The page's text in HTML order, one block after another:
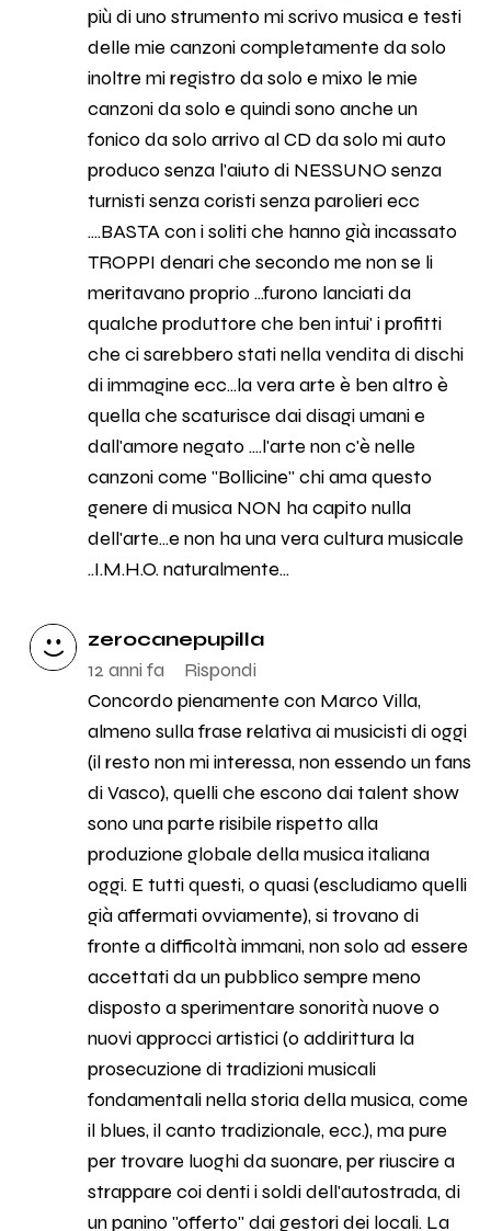
più di uno strumento mi scrivo musica e testi
delle mie canzoni completamente da solo
inoltre mi registro da solo e mixo le mie
canzoni da solo e quindi sono anche un
fonico da solo arrivo al CD da solo mi auto
produco senza l'aiuto di NESSUNO senza
turnisti senza coristi senza parolieri ecc
....BASTA con i soliti che hanno già incassato
TROPPI denari che secondo me non se li
meritavano proprio ...furono lanciati da
qualche produttore che ben intui' i profitti
che ci sarebbero stati nella vendita di dischi
di immagine ecc...la vera arte è ben altro è
quella che scaturisce dai disagi umani e
dall'amore negato ....l'arte non c'è nelle
canzoni come "Bollicine" chi ama questo
genere di musica NON ha capito nulla
dell'arte...e non ha una vera cultura musicale
..I.M.H.O. naturalmente...
zerocanepupilla
12 anni fa
Rispondi
Concordo pienamente con Marco Villa,
almeno sulla frase relativa ai musicisti di oggi
(il resto non mi interessa, non essendo un fans
di Vasco), quelli che escono dai talent show
sono una parte risibile rispetto alla
produzione globale della musica italiana
oggi. E tutti questi, o quasi (escludiamo quelli
già affermati ovviamente), si trovano di
fronte a difficoltà immani, non solo ad essere
accettati da un pubblico sempre meno
disposto a sperimentare sonorità nuove o
nuovi approcci artistici (o addirittura la
prosecuzione di tradizioni musicali
fondamentali nella storia della musica, come
il blues, il canto tradizionale, ecc.), ma pure
per trovare luoghi da suonare, per riuscire a
strappare coi denti i soldi dell'autostrada, di
un panino "offerto" dai gestori dei locali. La